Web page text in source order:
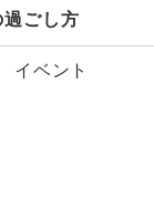
ごし方
イベント